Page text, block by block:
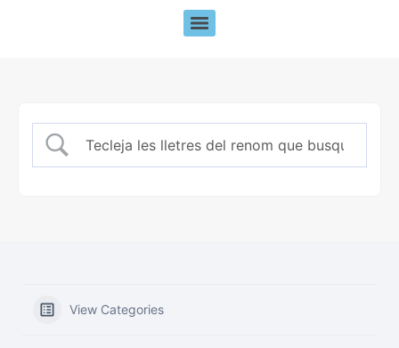
View Categories